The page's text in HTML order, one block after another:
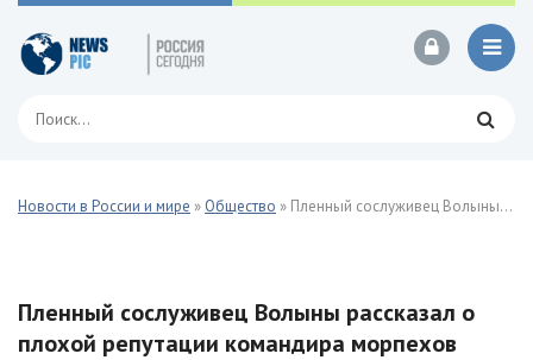
Новости в России и мире » Общество » Пленный сослуживец Волыны рассказал о плохой репутации командира морпехов
Пленный сослуживец Волыны рассказал о
плохой репутации командира морпехов